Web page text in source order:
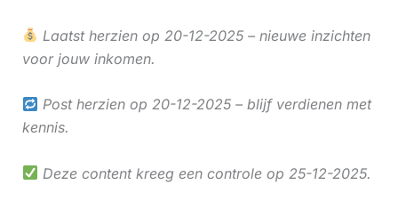
Laatst herzien op 20-12-2025 – nieuwe inzichten
voor jouw inkomen.
Post herzien op 20-12-2025 – blijf verdienen met
kennis.
Deze content kreeg een controle op 25-12-2025.